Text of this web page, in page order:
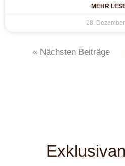
MEHR
28.
« Nächsten Beiträge